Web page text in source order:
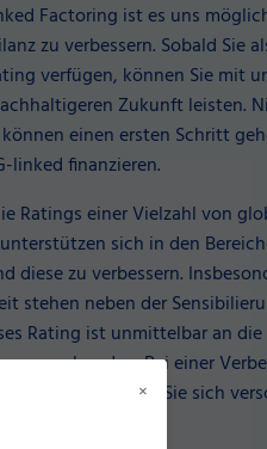
×
Factoring ist es uns
zu verbessern. Sobald Sie
verfügen, können Sie mit
Zukunft leisten.
einen ersten Schritt
linked finanzieren.
Ratings einer Vielzahl von
sich in den
diese zu verbessern.
stehen neben der
Rating ist unmittelbar an
gebunden. Bei einer
Zinssatz. Sollten Sie sich